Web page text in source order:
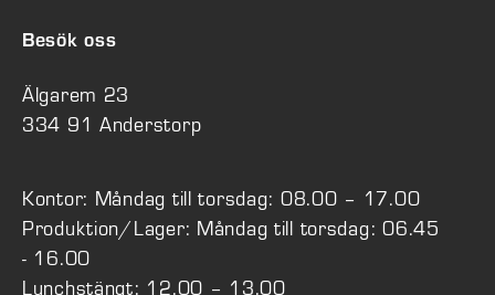
Besök oss
Älgarem 23
334 91 Anderstorp
Kontor: Måndag till torsdag: 08.00 – 17.00
Produktion/Lager: Måndag till torsdag: 06.45
- 16.00
Lunchstängt: 12.00 – 13.00